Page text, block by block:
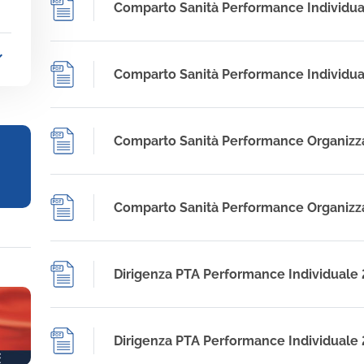
Comparto Sanità Performance
Comparto Sanità Performance
Comparto Sanità Performance
Comparto Sanità Performance
Dirigenza PTA Performance Individuale
Dirigenza PTA Performance